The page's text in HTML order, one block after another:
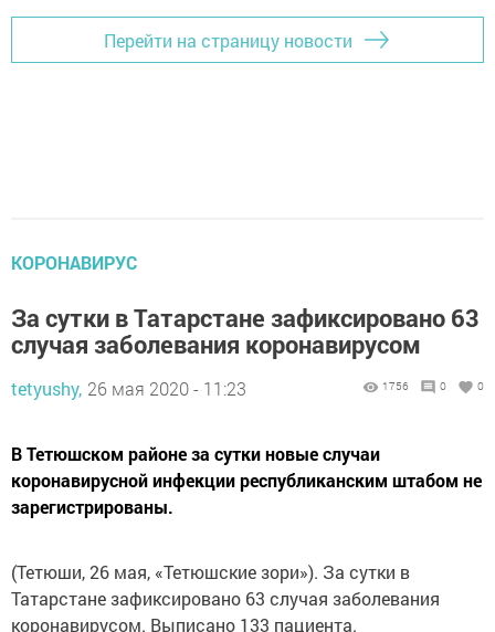
Перейти на страницу новости
КОРОНАВИРУС
За сутки в Татарстане зафиксировано 63
случая заболевания коронавирусом
tetyushy, 26 мая 2020 - 11:23 1756 0 0
В Тетюшском районе за сутки новые случаи
коронавирусной инфекции республиканским штабом не
зарегистрированы.
(Тетюши, 26 мая, «Тетюшские зори»). За сутки в
Татарстане зафиксировано 63 случая заболевания
коронавирусом. Выписано 133 пациента.